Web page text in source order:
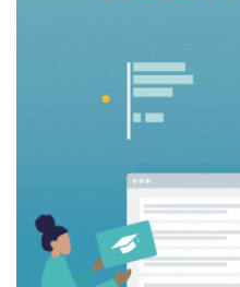
basa en una visión holística
reconoce las sinergias
formación personal y
evidentes: Finlandia no
globales, sino que ha
innovación más dinámicos
Corea del Sur ofrece una